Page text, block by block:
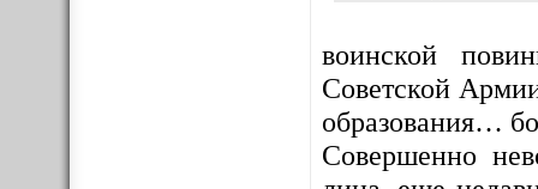
воинской
Советской
образования…
Совершенно